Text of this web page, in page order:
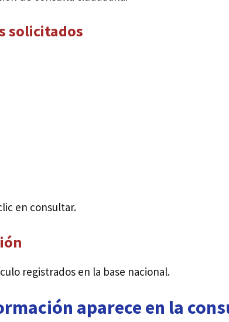
solicitados
en consultar.
registrados en la base nacional.
aparece en la